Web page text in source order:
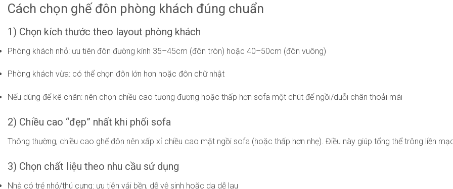
Cách chọn ghế đôn phòng khách đúng chuẩn
1) Chọn kích thước theo layout phòng khách
Phòng khách nhỏ: ưu tiên đôn đường kính 35–45cm (đôn tròn) hoặc 40–50cm (đôn vuông)
Phòng khách vừa: có thể chọn đôn lớn hơn hoặc đôn chữ nhật
Nếu dùng để kê chân: nên chọn chiều cao tương đương hoặc thấp hơn sofa một chút để ngồi/duỗi chân thoải mái
2) Chiều cao “đẹp” nhất khi phối sofa
Thông thường, chiều cao ghế đôn nên xấp xỉ chiều cao mặt ngồi sofa (hoặc thấp hơn nhẹ). Điều này giúp tổng thể trông liền
3) Chọn chất liệu theo nhu cầu sử dụng
Nhà có trẻ nhỏ/thú cưng: ưu tiên vải bền, dễ vệ sinh hoặc da dễ lau